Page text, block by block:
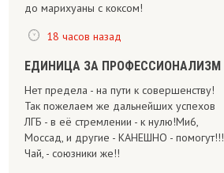
до марихуаны с коксом!
18 часов назад
ЕДИНИЦА ЗА ПРОФЕССИОНАЛИЗМ
Нет предела - на пути к совершенству!
Так пожелаем же дальнейших успехов
ЛГБ - в её стремлении - к нулю!Ми6,
Моссад, и другие - КАНЕШНО - помогут!!!
Чай, - союзники же!!